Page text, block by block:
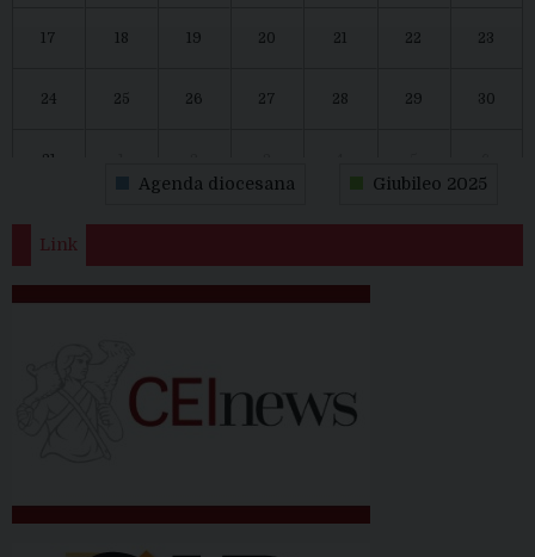
17 18 19 20 21 22 23
24 25 26 27 28 29 30
31
Agenda diocesana Giubileo 2025
Link